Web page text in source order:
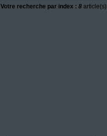
Votre recherche par index : 8